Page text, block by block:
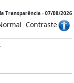
Transparência - 07/08/2026
Contraste